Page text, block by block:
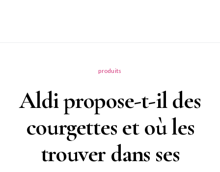
produits
Aldi propose-t-il des
courgettes et où les
trouver dans ses